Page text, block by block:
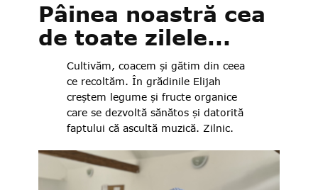
Pâinea noastră cea
de toate zilele...
Cultivăm, coacem și gătim din ceea
ce recoltăm. În grădinile Elijah
creștem legume și fructe organice
care se dezvoltă sănătos și datorită
faptului că ascultă muzică. Zilnic.